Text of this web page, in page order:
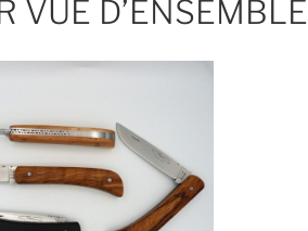
VUE D’ENSEMBLE